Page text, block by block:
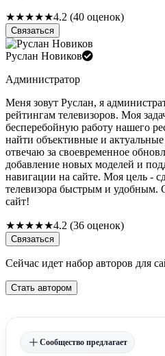
★★★★★4.2 (40 оценок)
Связаться
Руслан Новиков
Администратор
Меня зовут Руслан, я
рейтингам телевизоров. Моя
бесперебойную работу нашего
найти объективные и
отвечаю за своевременное
добавление новых моделей и
навигации на сайте. Моя цель -
телевизора быстрым и удобным.
сайт!
★★★★★4.2 (36 оценок)
Связаться
Сейчас идет набор авторов для
Стать автором
Сообщество предлагает